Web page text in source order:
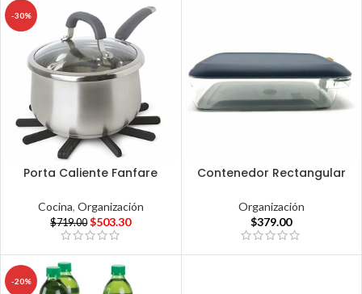
-30%
Porta Caliente Fanfare
Cocina, Organización
$719.00 $503.30
Contenedor Rectangular
Organización
$379.00
-20%